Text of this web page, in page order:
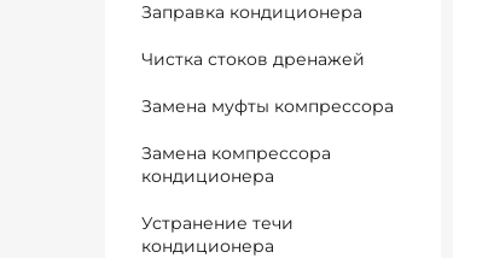
Заправка кондиционера
Чистка стоков дренажей
Замена муфты компрессора
Замена компрессора
кондиционера
Устранение течи
кондиционера